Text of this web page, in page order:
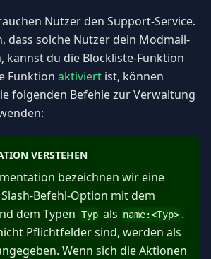
Nutzer den Support-Service.
dass solche Nutzer dein Modmail-
kannst du die Blockliste-Funktion
Funktion aktiviert ist, können
folgenden Befehle zur Verwaltung
VERSTEHEN
bezeichnen wir eine
Befehl-Option mit dem
dem Typen Typ als name:<Typ> .
Pflichtfelder sind, werden als
Wenn sich die Aktionen